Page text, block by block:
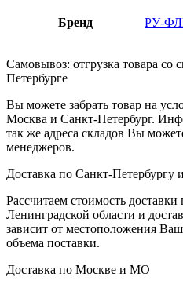
Бренд РУ-
Самовывоз: отгрузка товара со
Петербурге
Вы можете забрать товар на
Москва и Санкт-Петербург.
так же адреса складов Вы
менеджеров.
Доставка по Санкт-Петербургу
Рассчитаем стоимость
Ленинградской области и
зависит от местоположения
объема поставки.
Доставка по Москве и МО